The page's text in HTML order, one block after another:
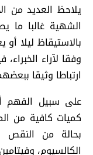
يلاحظ العديد من
الشهية غالبا ما
بالاستيقاظ ليلا أو
وفقا لآراء
ارتباطا وثيقا
على سبيل الفهم
كميات كافية من
بحالة من النقص
الكالسيوم،